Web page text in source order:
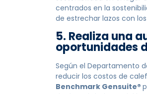
centrados en la
de estrechar lazos con
5. Realiza una
oportunidades
Según el Departamento
reducir los costos de
Benchmark Gensuite®